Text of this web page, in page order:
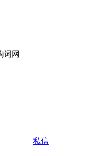
私信